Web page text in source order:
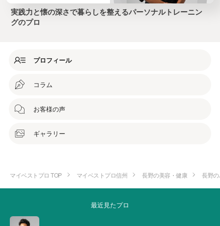
実践力と懐の深さで暮らしを整えるパーソナルトレーニン
グのプロ
プロフィール
コラム
お客様の声
ギャラリー
マイベストプロ TOP マイベストプロ信州 長野の美容・健康 長野
最近見たプロ